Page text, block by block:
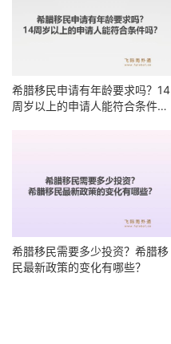
希腊移民申请有年龄要求吗？14
周岁以上的申请人能符合条件
希腊移民需要多少投资？希腊移
民最新政策的变化有哪些？